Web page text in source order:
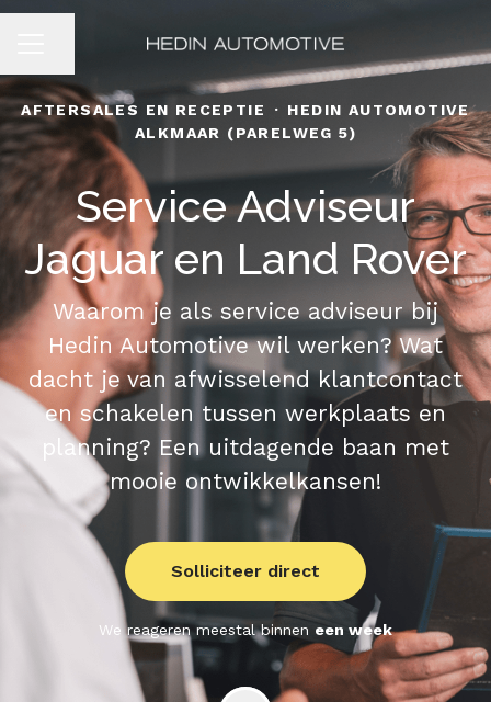
Pagina delen
AFTERSALES EN RECEPTIE · HEDIN AUTOMOTIVE
ALKMAAR (PARELWEG 5)
Service Adviseur
Jaguar en Land Rover
Waarom je als service adviseur bij
Hedin Automotive wil werken? Wat
dacht je van afwisselend klantcontact
en schakelen tussen werkplaats en
planning? Een uitdagende baan met
mooie ontwikkelkansen!
Solliciteer direct
We reageren meestal binnen een week